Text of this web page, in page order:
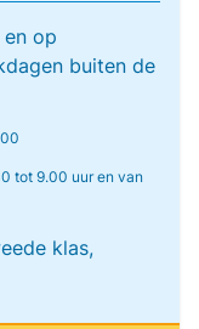
op
buiten de
tot 9.00 uur en van
klas,